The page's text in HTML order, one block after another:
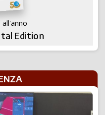
all'anno
Edition